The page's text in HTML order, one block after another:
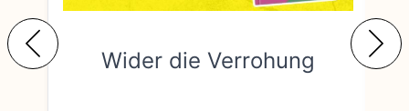
Wider die Verrohung